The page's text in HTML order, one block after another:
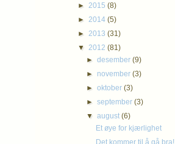
► 2015 (8)
► 2014 (5)
► 2013 (31)
▼ 2012 (81)
►desember(9)
► november(3)
►oktober(3)
►september(3)
▼august(6)
Et øye for kjærlighet
Det kommer til å gå bra!